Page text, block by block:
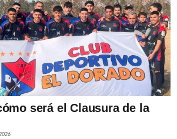
será el Clausura de la